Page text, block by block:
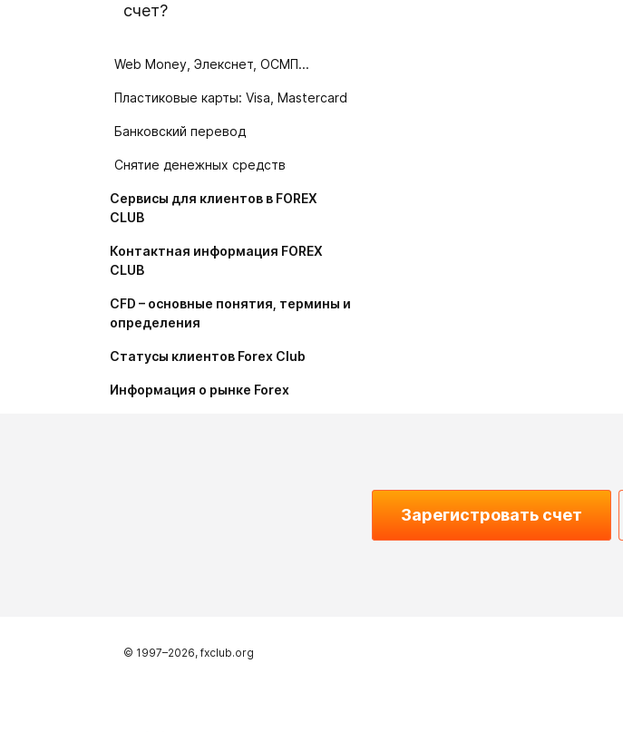
счет?
Web Money, Элекснет, ОСМП...
Пластиковые карты: Visa, Mastercard
Банковский перевод
Снятие денежных средств
Сервисы для клиентов в FOREX
CLUB
Контактная информация FOREX
CLUB
CFD – основные понятия, термины и
определения
Статусы клиентов Forex Club
Информация о рынке Forex
Зарегистровать счет
© 1997–2026, fxclub.org